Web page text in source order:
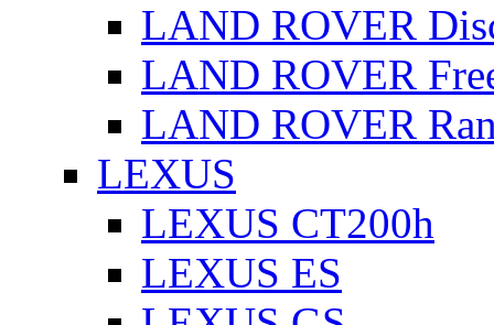
LAND ROVER
LAND ROVER
LAND ROVER
LEXUS
LEXUS CT200h
LEXUS ES